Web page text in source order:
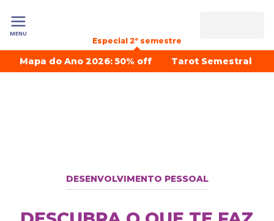
MENU
Especial 2º semestre
Mapa do Ano 2026: 50% off Tarot Semestral
DESENVOLVIMENTO PESSOAL